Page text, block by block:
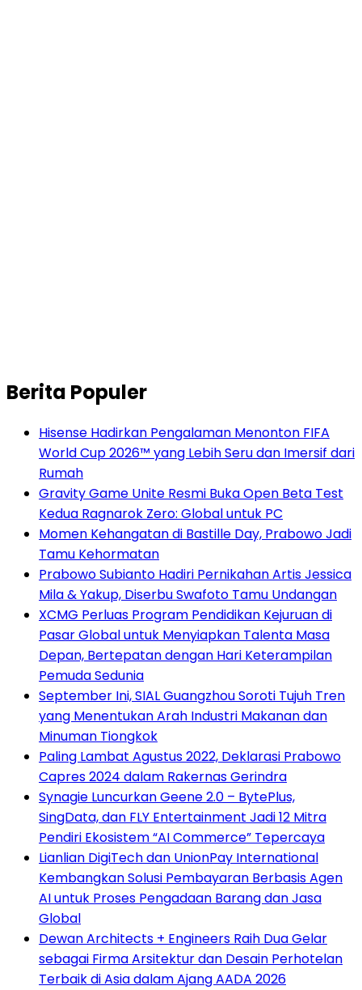
Berita Populer
Hisense Hadirkan Pengalaman Menonton FIFA
World Cup 2026™ yang Lebih Seru dan Imersif dari
Rumah
Gravity Game Unite Resmi Buka Open Beta Test
Kedua Ragnarok Zero: Global untuk PC
Momen Kehangatan di Bastille Day, Prabowo Jadi
Tamu Kehormatan
Prabowo Subianto Hadiri Pernikahan Artis Jessica
Mila & Yakup, Diserbu Swafoto Tamu Undangan
XCMG Perluas Program Pendidikan Kejuruan di
Pasar Global untuk Menyiapkan Talenta Masa
Depan, Bertepatan dengan Hari Keterampilan
Pemuda Sedunia
September Ini, SIAL Guangzhou Soroti Tujuh Tren
yang Menentukan Arah Industri Makanan dan
Minuman Tiongkok
Paling Lambat Agustus 2022, Deklarasi Prabowo
Capres 2024 dalam Rakernas Gerindra
Synagie Luncurkan Geene 2.0 – BytePlus,
SingData, dan FLY Entertainment Jadi 12 Mitra
Pendiri Ekosistem “AI Commerce” Tepercaya
Lianlian DigiTech dan UnionPay International
Kembangkan Solusi Pembayaran Berbasis Agen
AI untuk Proses Pengadaan Barang dan Jasa
Global
Dewan Architects + Engineers Raih Dua Gelar
sebagai Firma Arsitektur dan Desain Perhotelan
Terbaik di Asia dalam Ajang AADA 2026